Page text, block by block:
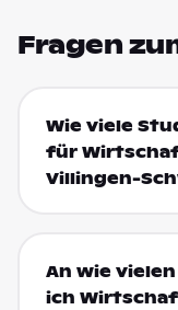
Fragen
Wie viele
für
Villingen-
An wie
ich